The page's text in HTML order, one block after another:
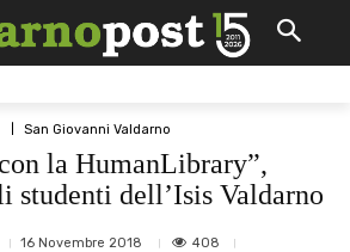
San Giovanni Valdarno
la HumanLibrary”,
studenti dell’Isis Valdarno
16 Novembre 2018 408